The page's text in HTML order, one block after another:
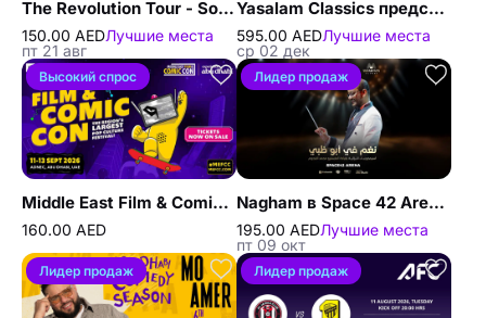
The Revolution Tour - Sonu Nigam in Abu Dhabi
150.00 AEDЛучшие места
пт 21 авг
Yasalam Classics представляет концерт Andrea Bocelli в Абу-Даби
595.00 AEDЛучшие места
ср 02 дек
Высокий спрос
Middle East Film & Comic Con 2026 (MEFCC) in Abu Dhabi
160.00 AED
Лидер продаж
Nagham в Space 42 Arena в Абу-Даби
195.00 AEDЛучшие места
пт 09 окт
Лидер продаж Лидер продаж